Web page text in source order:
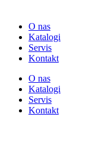
O nas
Katalogi
Servis
Kontakt
O nas
Katalogi
Servis
Kontakt